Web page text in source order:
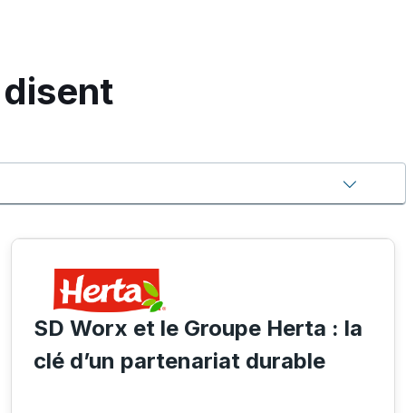
SD Worx et le Groupe Herta : la
clé d’un partenariat durable